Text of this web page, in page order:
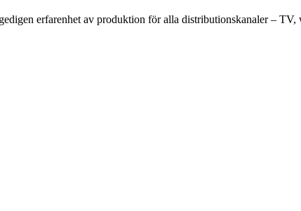
erfarenhet av produktion för alla distributionskanaler –